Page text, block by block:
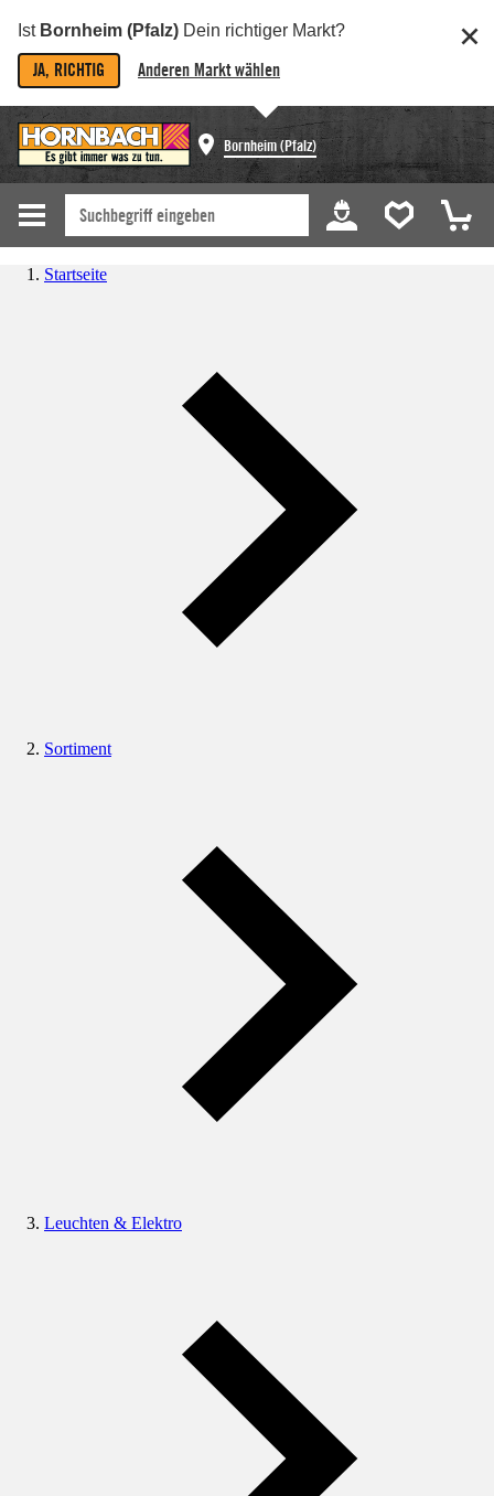
Ist Bornheim (Pfalz) Dein richtiger Markt?
JA, RICHTIG Anderen Markt wählen
Bornheim (Pfalz)
Startseite
Sortiment
Leuchten & Elektro